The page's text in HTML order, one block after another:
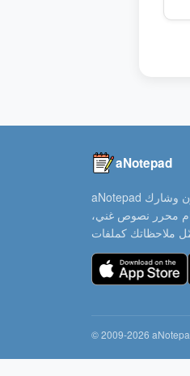
aNotepad
aNotepad هو مفكرة إلكترونية سريعة ونظيفة. دوّن وشارك
محرر نصوص غني،
© 2009-2026